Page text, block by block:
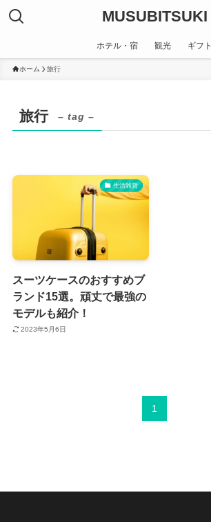
MUSUBITSUKI
ホテル・宿 観光 ギフト
ホーム 旅行
旅行 – tag –
生活雑貨
スーツケースのおすすめブ
ランド15選。頑丈で最強の
モデルも紹介！
2023年5月6日
1